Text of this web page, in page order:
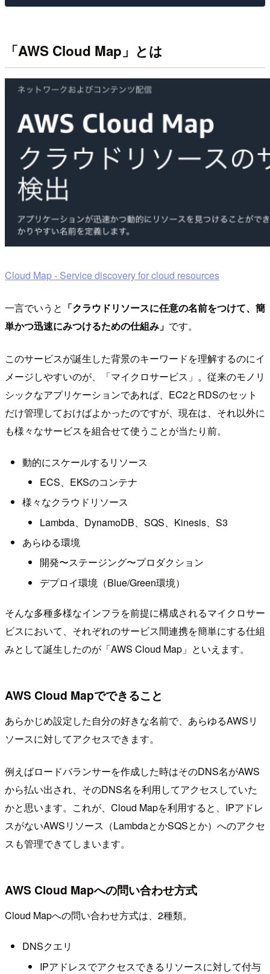
「AWS Cloud Map」とは
Cloud Map - Service discovery for cloud resources
一言でいうと 「クラウドリソースに任意の名前をつけて、簡
単かつ迅速にみつけるための仕組み」 です。
このサービスが誕生した背景のキーワードを理解するのにイ
メージしやすいのが、「マイクロサービス」。従来のモノリ
シックなアプリケーションであれば、EC2とRDSのセット
だけ管理しておけばよかったのですが、現在は、それ以外に
も様々なサービスを組合せて使うことが当たり前。
動的にスケールするリソース
ECS、EKSのコンテナ
様々なクラウドリソース
Lambda、DynamoDB、SQS、Kinesis、S3
あらゆる環境
開発〜ステージング〜プロダクション
デプロイ環境（Blue/Green環境）
そんな多種多様なインフラを前提に構成されるマイクロサー
ビスにおいて、それぞれのサービス間連携を簡単にする仕組
みとして誕生したのが「AWS Cloud Map」といえます。
AWS Cloud Mapでできること
あらかじめ設定した自分の好きな名前で、あらゆるAWSリ
ソースに対してアクセスできます。
例えばロードバランサーを作成した時はそのDNS名がAWS
から払い出され、そのDNS名を利用してアクセスしていた
かと思います。これが、Cloud Mapを利用すると、IPアドレ
スがないAWSリソース（LambdaとかSQSとか）へのアクセ
スも管理できてしまいます。
AWS Cloud Mapへの問い合わせ方式
Cloud Mapへの問い合わせ方式は、2種類。
DNSクエリ
IPアドレスでアクセスできるリソースに対して付与